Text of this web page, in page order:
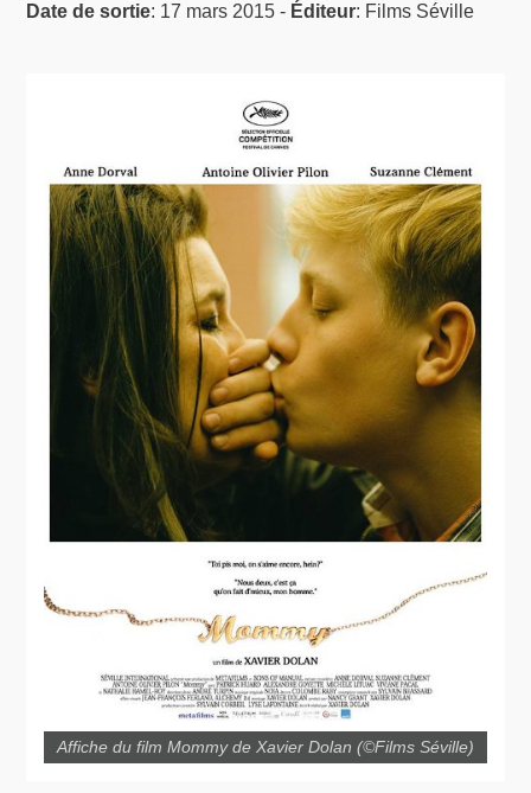
Date de sortie: 17 mars 2015 - Éditeur: Films Séville
Affiche du film Mommy de Xavier Dolan (©Films Séville)